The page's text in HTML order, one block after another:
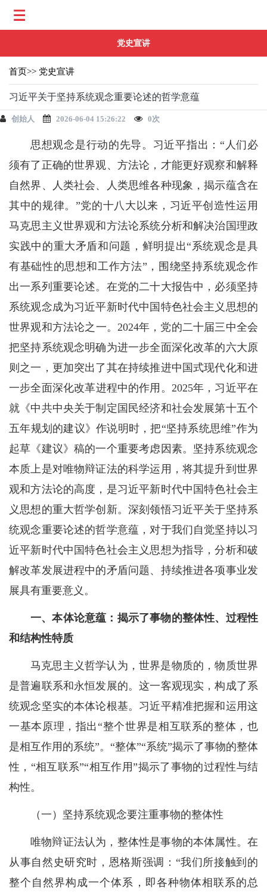
党史宣讲
首页>> 党史宣讲
习近平关于坚持系统观念重要论述的哲学意蕴
创始人 2026-06-04 15:26:22 0次
思想观念是行动的先导。习近平指出：“人们必
须有了正确的世界观、方法论，才能更好观察和解释
自然界、人类社会、人类思维各种现象，揭示蕴含在
其中的规律。”党的十八大以来，习近平创造性运用
马克思主义世界观和方法论系统分析和解决治国理政
实践中的重大矛盾和问题，鲜明提出“系统观念是具
有基础性的思想和工作方法”，围绕坚持系统观念作
出一系列重要论述。在党的二十大报告中，必须坚持
系统观念成为习近平新时代中国特色社会主义思想的
世界观和方法论之一。2024年，党的二十届三中全会
把坚持系统观念明确为进一步全面深化改革的六大原
则之一，更加突出了其在持续推进中国式现代化和进
一步全面深化改革进程中的作用。2025年，习近平在
就《中共中央关于制定国民经济和社会发展第十五个
五年规划的建议》作说明时，把“坚持系统思维”作为
起草《建议》稿的一个重要考虑因素。坚持系统观念
本质上是对唯物辩证法的科学运用，将其提升到世界
观和方法论的高度，是习近平新时代中国特色社会主
义思想的重大哲学创新。深刻领悟习近平关于坚持系
统观念重要论述的哲学意蕴，对于我们自觉坚持以习
近平新时代中国特色社会主义思想为指导，分析和破
解改革发展进程中的矛盾问题、持续推进各项事业发
展具有重要意义。
一、本体论意蕴：揭示了事物的整体性、过程性
和结构性特质
马克思主义哲学认为，世界是物质的，物质世界
是普遍联系和永恒发展的。这一客观现实，构成了系
统观念坚实的本体论根基。习近平精准把握和运用这
一基本原理，指出“整个世界是相互联系的整体，也
是相互作用的系统”。“整体”“系统”揭示了事物的整体
性，“相互联系”“相互作用”揭示了事物的过程性与结
构性。
（一）坚持系统观念要注重事物的整体性
唯物辩证法认为，整体性是事物的本体属性。在
从事自然史研究时，恩格斯强调：“我们所接触到的
整个自然界构成一个体系，即各种物体相联系的总